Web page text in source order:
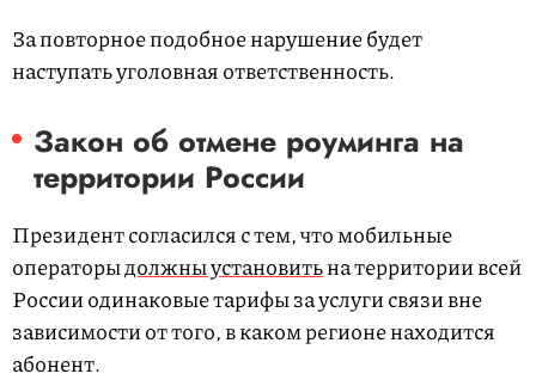
За повторное подобное нарушение будет
наступать уголовная ответственность.
Закон об отмене роуминга на
территории России
Президент согласился с тем, что мобильные
операторыдолжны установитьна территории всей
России одинаковые тарифы за услуги связи вне
зависимости от того, в каком регионе находится
абонент.